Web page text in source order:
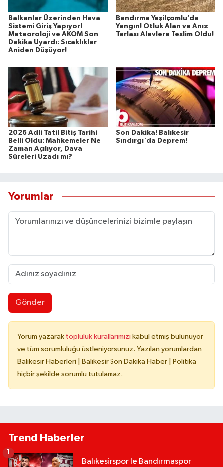
Balkanlar Üzerinden Hava
Sistemi Giriş Yapıyor!
Meteoroloji ve AKOM Son
Dakika Uyardı: Sıcaklıklar
Aniden Düşüyor!
Bandırma Yeşilçomlu’da
Yangın! Otluk Alan ve Anız
Tarlası Alevlere Teslim Oldu!
2026 Adli Tatil Bitiş Tarihi
Belli Oldu: Mahkemeler Ne
Zaman Açılıyor, Dava
Süreleri Uzadı mı?
Son Dakika! Balıkesir
Sındırgı'da Deprem!
Yorumlar
Gönder
Yorum yazarak topluluk kurallarımızı kabul etmiş bulunuyor
ve tüm sorumluluğu üstleniyorsunuz. Yazılan yorumlardan
Balıkesir Haberleri | Balıkesir Son Dakika Haber | Politika
hiçbir şekilde sorumlu tutulamaz.
Trend Haberler
Balıkesirspor le Bandırmaspor
1